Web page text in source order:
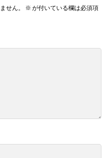
せん。 ※ が付いている欄は必須項